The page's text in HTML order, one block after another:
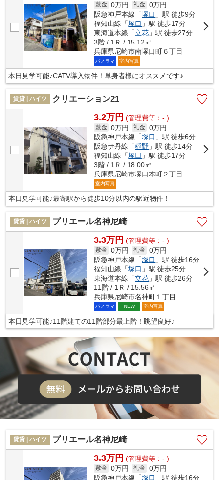
敷金 0万円 礼金 0万円
阪急神戸本線「塚口 」駅 徒歩9分
福知山線「塚口 」駅 徒歩17分
東海道本線「立花 」駅 徒歩27分
3階 / 1Ｒ / 15.12㎡
兵庫県尼崎市南塚口町６丁目
パノラマ 室内写真
本日見学可能♪CATV導入物件！単身者様にオススメです♪
賃貸 | ハイツ クリエーション21
3.2万円 (管理費等：- )
敷金 0万円 礼金 0万円
阪急神戸本線「塚口 」駅 徒歩6分
阪急伊丹線「稲野 」駅 徒歩14分
福知山線「塚口 」駅 徒歩17分
3階 / 1Ｒ / 18.00㎡
兵庫県尼崎市塚口本町２丁目
室内写真
本日見学可能♪最寄駅から徒歩10分以内の駅近物件！
賃貸 | ハイツ プリエール名神尼崎
3.3万円 (管理費等：- )
敷金 0万円 礼金 0万円
阪急神戸本線「塚口 」駅 徒歩16分
福知山線「塚口 」駅 徒歩25分
東海道本線「立花 」駅 徒歩26分
11階 / 1Ｒ / 15.56㎡
兵庫県尼崎市名神町１丁目
パノラマ NEW 室内写真
本日見学可能♪11階建ての11階部分最上階！眺望良好♪
賃貸 | ハイツ プリエール名神尼崎
3.3万円 (管理費等：- )
敷金 0万円 礼金 0万円
阪急神戸本線「塚口 」駅 徒歩16分